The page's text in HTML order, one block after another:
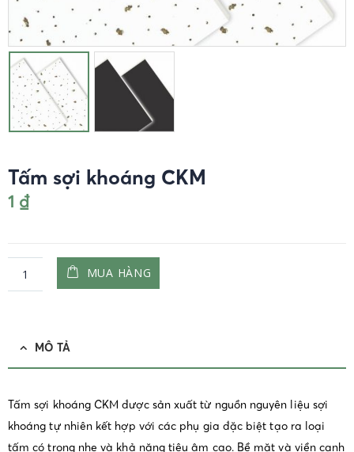
Tấm sợi khoáng CKM
1 ₫
MUA HÀNG
MÔ TẢ
Tấm sợi khoáng CKM được sản xuất từ nguồn nguyên liệu sợi
khoáng tự nhiên kết hợp với các phụ gia đặc biệt tạo ra loại
tấm có trọng nhẹ và khả năng tiêu âm cao. Bề mặt và viền cạnh